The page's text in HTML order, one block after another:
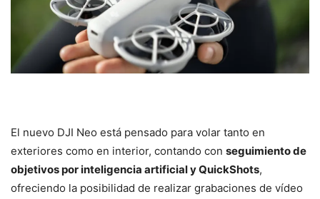
El nuevo DJI Neo está pensado para volar tanto en
exteriores como en interior, contando con seguimiento de
objetivos por inteligencia artificial y QuickShots,
ofreciendo la posibilidad de realizar grabaciones de vídeo